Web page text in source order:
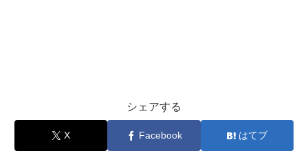
シェアする
X Facebook はてブ